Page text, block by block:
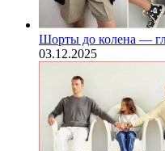
Шорты до колена —
03.12.2025